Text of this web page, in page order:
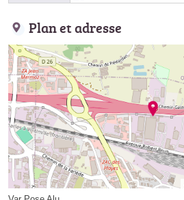
Plan et adresse